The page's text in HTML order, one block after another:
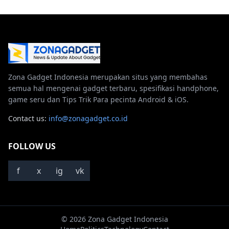
Zona Gadget Indonesia merupakan situs yang membahas
semua hal mengenai gadget terbaru, spesifikasi handphone,
game seru dan Tips Trik Para pecinta Android & iOS.
Contact us: info@zonagadget.co.id
FOLLOW US
f x ig vk
© 2026 Zona Gadget Indonesia